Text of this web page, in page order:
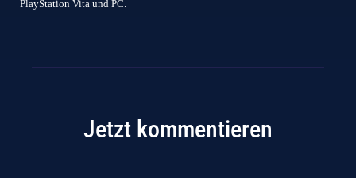
PlayStation Vita und PC.
Jetzt kommentieren